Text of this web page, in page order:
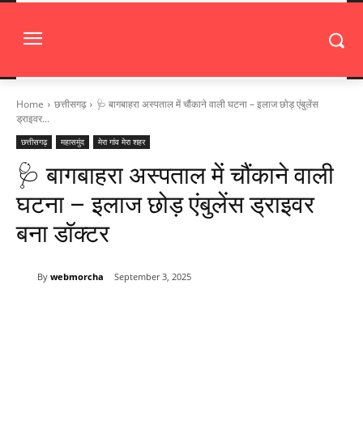
Home छत्तीसगढ़
🩺 बागबाहरा अस्पताल में चौंकाने वाली घटना – इलाज छोड़ एंबुलेंस
ड्राइवर...
छत्तीसगढ़ महासमुंद मेरा गांव मेरा शहर
🩺 बागबाहरा अस्पताल में चौंकाने वाली
घटना – इलाज छोड़ एंबुलेंस ड्राइवर
बना डॉक्टर
By webmorcha September 3, 2025